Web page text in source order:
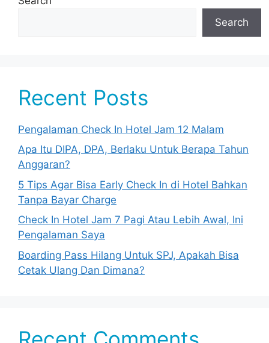
Search
Recent Posts
Pengalaman Check In Hotel Jam 12 Malam
Apa Itu DIPA, DPA, Berlaku Untuk Berapa Tahun
Anggaran?
5 Tips Agar Bisa Early Check In di Hotel Bahkan
Tanpa Bayar Charge
Check In Hotel Jam 7 Pagi Atau Lebih Awal, Ini
Pengalaman Saya
Boarding Pass Hilang Untuk SPJ, Apakah Bisa
Cetak Ulang Dan Dimana?